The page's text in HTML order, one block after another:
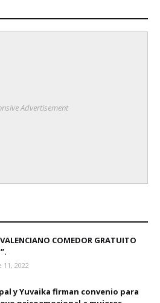
Advertisement
COMEDOR GRATUITO
2022
y Yuvaika firman convenio para